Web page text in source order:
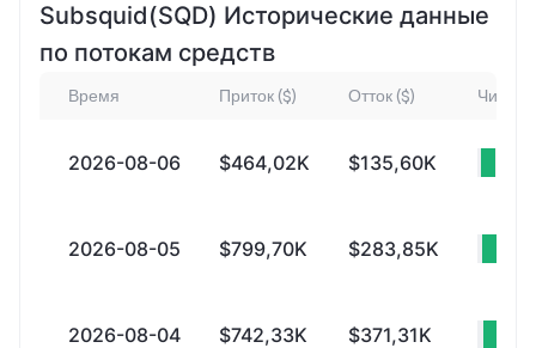
Subsquid(SQD) Исторические данные
по потокам средств
Время Приток ($) Отток ($)
2026-08-06 $464,02K $135,60K
2026-08-05 $799,70K $283,85K
2026-08-04 $742,33K $371,31K